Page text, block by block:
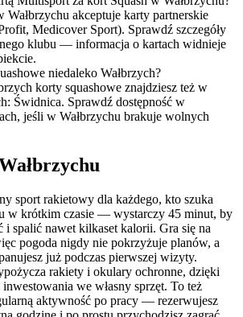
akceptuje karty partnerskie
Medicover Sport). Sprawdź szczegóły
klubu — informacja o kartach widnieje
niedaleko Wałbrzych?
korty squashowe znajdziesz też w
Świdnica. Sprawdź dostępność w
jeśli w Wałbrzychu brakuje wolnych
sport rakietowy dla każdego, kto szuka
w krótkim czasie — wystarczy 45 minut, by
i spalić nawet kilkaset kalorii. Gra się na
pogoda nigdy nie pokrzyżuje planów, a
już podczas pierwszej wizyty.
rakiety i okulary ochronne, dzięki
we własny sprzęt. To też
aktywność po pracy — rezerwujesz